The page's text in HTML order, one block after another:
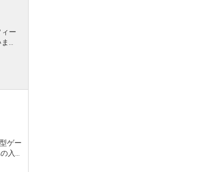
ー
ゲー